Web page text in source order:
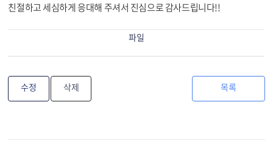
친절하고 세심하게 응대해 주셔서 진심으로 감사드립니다!!
파일
수정 삭제 목록